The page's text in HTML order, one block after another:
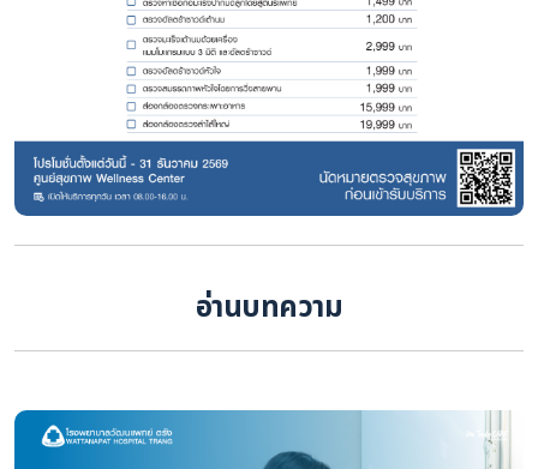
อ่านบทความ